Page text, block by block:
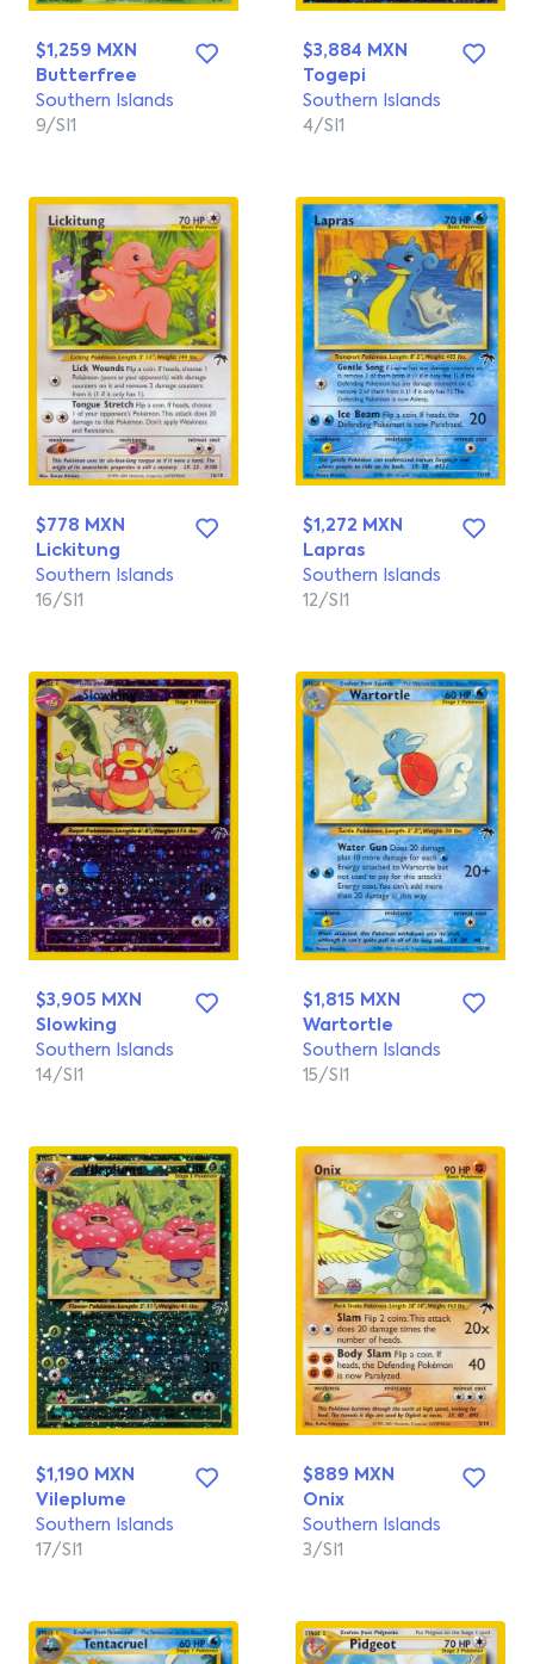
$1,259 MXN
Butterfree
Southern Islands
9/SI1
$3,884 MXN
Togepi
Southern Islands
4/SI1
$778 MXN
Lickitung
Southern Islands
16/SI1
$1,272 MXN
Lapras
Southern Islands
12/SI1
$3,905 MXN
Slowking
Southern Islands
14/SI1
$1,815 MXN
Wartortle
Southern Islands
15/SI1
$1,190 MXN
Vileplume
Southern Islands
17/SI1
$889 MXN
Onix
Southern Islands
3/SI1